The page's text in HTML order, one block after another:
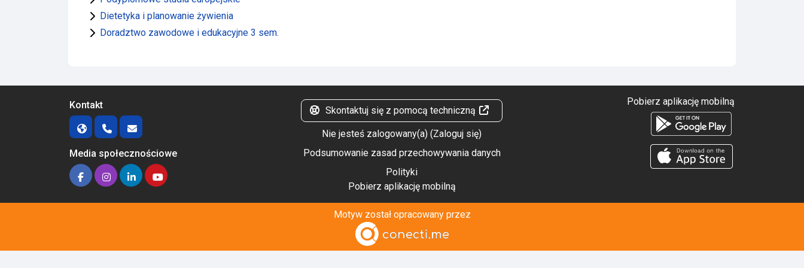
Dietetyka i planowanie żywienia
Doradztwo zawodowe i edukacyjne 3 sem.
Kontakt
Media społecznościowe
Skontaktuj się z pomocą techniczną
Nie jesteś zalogowany(a) (Zaloguj się)
Podsumowanie zasad przechowywania danych
Polityki
Pobierz aplikację mobilną
Pobierz aplikację mobilną
Motyw został opracowany przez